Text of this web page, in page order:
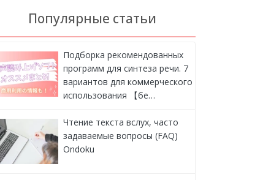
Популярные статьи
Подборка рекомендованных
программ для синтеза речи. 7
вариантов для коммерческого
использования 【бе…
Чтение текста вслух, часто
задаваемые вопросы (FAQ)
Ondoku